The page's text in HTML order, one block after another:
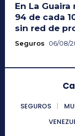
En La
94 de cada
sin red de
Seguros 06/08/
SEGUROS